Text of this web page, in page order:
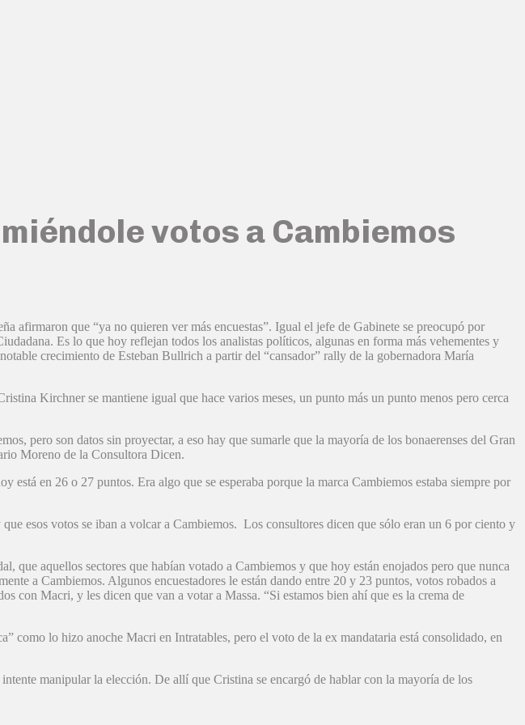
votos a Cambiemos
afirmaron que “ya no quieren ver más encuestas”. Igual el jefe de Gabinete se preocupó por
Es lo que hoy reflejan todos los analistas políticos, algunas en forma más vehementes y
crecimiento de Esteban Bullrich a partir del “cansador” rally de la gobernadora María
Kirchner se mantiene igual que hace varios meses, un punto más un punto menos pero cerca
pero son datos sin proyectar, a eso hay que sumarle que la mayoría de los bonaerenses del Gran
Moreno de la Consultora Dicen.
en 26 o 27 puntos. Era algo que se esperaba porque la marca Cambiemos estaba siempre por
esos votos se iban a volcar a Cambiemos. Los consultores dicen que sólo eran un 6 por ciento y
aquellos sectores que habían votado a Cambiemos y que hoy están enojados pero que nunca
a Cambiemos. Algunos encuestadores le están dando entre 20 y 23 puntos, votos robados a
con Macri, y les dicen que van a votar a Massa. “Si estamos bien ahí que es la crema de
como lo hizo anoche Macri en Intratables, pero el voto de la ex mandataria está consolidado, en
manipular la elección. De allí que Cristina se encargó de hablar con la mayoría de los